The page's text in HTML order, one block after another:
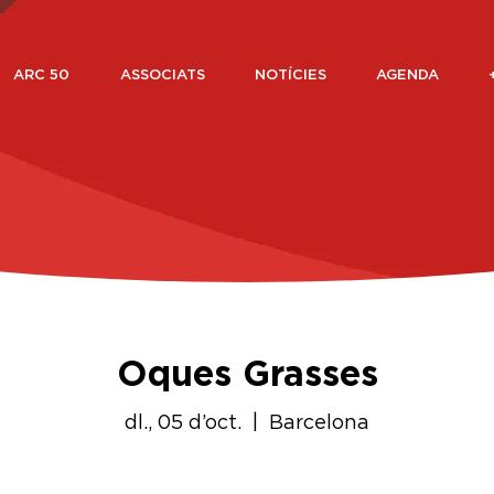
ARC 50 ASSOCIATS NOTÍCIES AGENDA
Oques Grasses
dl., 05 d’oct. Barcelona